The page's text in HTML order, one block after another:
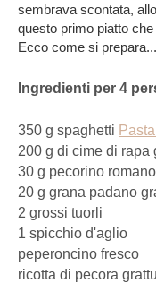
sembrava scontata,
questo primo piatto
Ecco come si prepara...
Ingredienti per 4
350 g spaghetti
200 g di cime di rapa
30 g pecorino romano
20 g grana padano
2 grossi tuorli
1 spicchio d'aglio
peperoncino fresco
ricotta di pecora